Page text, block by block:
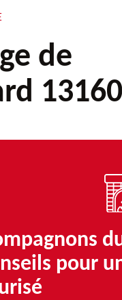
de
13160
pour